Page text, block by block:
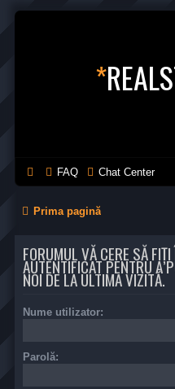
*
FAQ Chat Center
Prima pagină
FORUMUL VĂ CERE SĂ
AUTENTIFICAT PENTRU A
NOI DE LA ULTIMA VIZITĂ.
Nume utilizator:
Parolă: